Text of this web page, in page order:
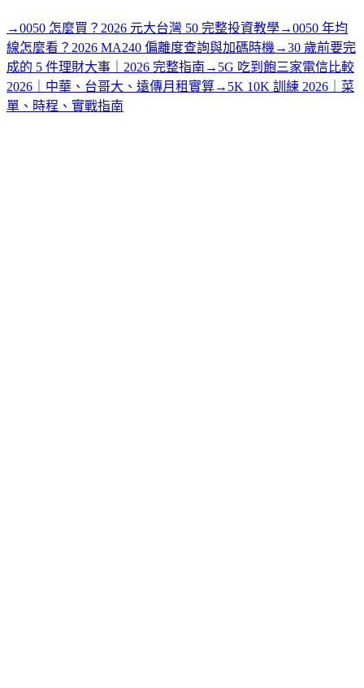
→0050 怎麼買？2026 元大台灣 50 完整投資教學→0050 年均
線怎麼看？2026 MA240 偏離度查詢與加碼時機 →30 歲前要完
成的 5 件理財大事｜2026 完整指南 → 5G 吃到飽三家電信比較
2026｜中華、台哥大、遠傳月租實算→ 5K 10K 訓練 2026｜菜
單、時程、實戰指南